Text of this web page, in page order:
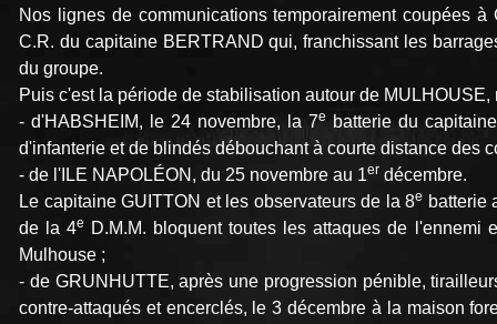
Nos lignes de communications temporairement coupées
C.R. du capitaine BERTRAND qui, franchissant les
du groupe.
Puis c'est la période de stabilisation autour de MULHOUSE,
- d'HABSHEIM, le 24 novembre, la 7e batterie du
d'infanterie et de blindés débouchant à courte distance des
- de l'ILE NAPOLÉON, du 25 novembre au 1er décembre.
Le capitaine GUITTON et les observateurs de la 8e batterie
de la 4e
D.M.M. bloquent toutes les attaques de l'ennemi
Mulhouse ;
- de GRUNHUTTE, après une progression pénible,
contre-attaqués et encerclés, le 3 décembre à la maison